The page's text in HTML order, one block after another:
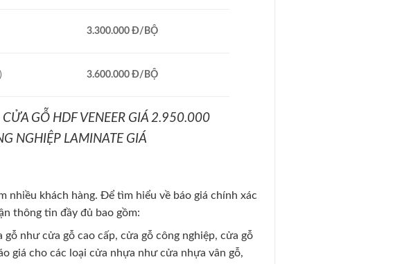
3.300.000 Đ/BỘ
3.600.000 Đ/BỘ
GỖ HDF VENEER GIÁ 2.950.000
NGHIỆP LAMINATE GIÁ
nhiều khách hàng. Để tìm hiểu về báo giá chính xác
thông tin đầy đủ bao gồm:
như cửa gỗ cao cấp, cửa gỗ công nghiệp, cửa gỗ
giá cho các loại cửa nhựa như cửa nhựa vân gỗ,